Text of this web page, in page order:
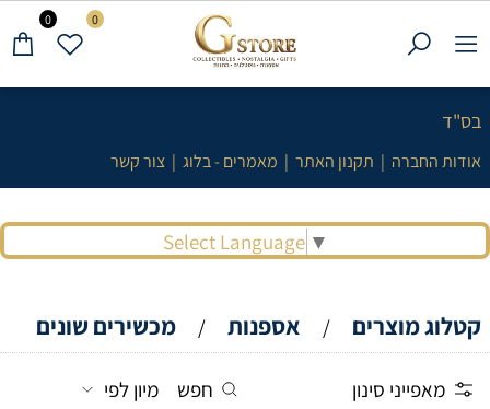
בס"ד
אודות החברה | תקנון האתר | מאמרים - בלוג | צור קשר
Select Language ▼
0 0
קטלוג מוצרים / אספנות / מכשירים שונים
מאפייני סינון חפש מיון לפי